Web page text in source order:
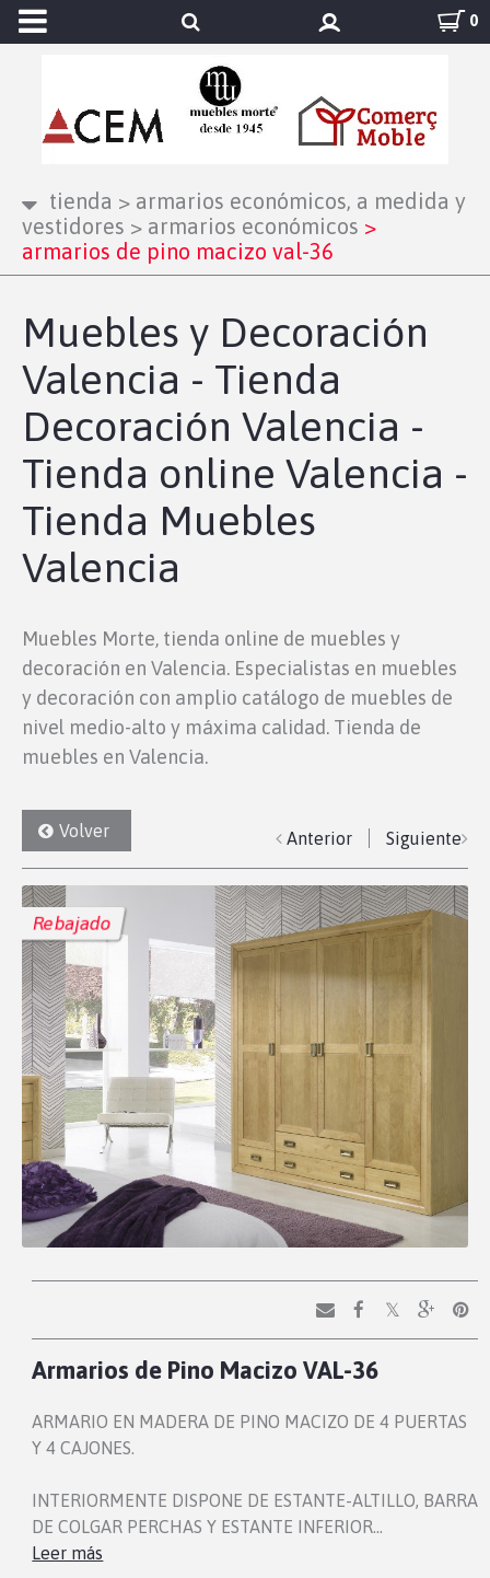
0
tienda > armarios económicos, a medida y
vestidores > armarios económicos >
armarios de pino macizo val-36
Muebles y Decoración
Valencia - Tienda
Decoración Valencia -
Tienda online Valencia -
Tienda Muebles
Valencia
Muebles Morte, tienda online de muebles y
decoración en Valencia. Especialistas en muebles
y decoración con amplio catálogo de muebles de
nivel medio-alto y máxima calidad. Tienda de
muebles en Valencia.
Volver Anterior Siguiente
Rebajado
Armarios de Pino Macizo VAL-36
ARMARIO EN MADERA DE PINO MACIZO DE 4 PUERTAS
Y 4 CAJONES.
INTERIORMENTE DISPONE DE ESTANTE-ALTILLO, BARRA
DE COLGAR PERCHAS Y ESTANTE INFERIOR…
Leer más